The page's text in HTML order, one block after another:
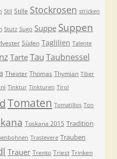
Stil Stille Stockrosen stricken
Stutz Sugo Suppe Suppen
Süden Taglilien Talente
Tarte Tau Taubnessel
Theater Thomas Thymian Tiber
Tinktur Tinkturen Tirol
Tomaten Tomatillos Ton
Toskana 2015 Tradition
Trastevere Trauben
Trauer Trento Triest Trinken